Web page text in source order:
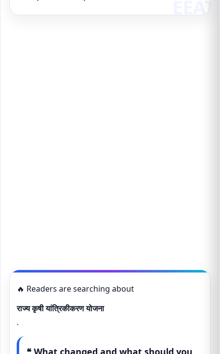
🔥 Readers are searching about
राज्य कृषी यांत्रिकीकरण योजना
.
❝ What changed and what should you